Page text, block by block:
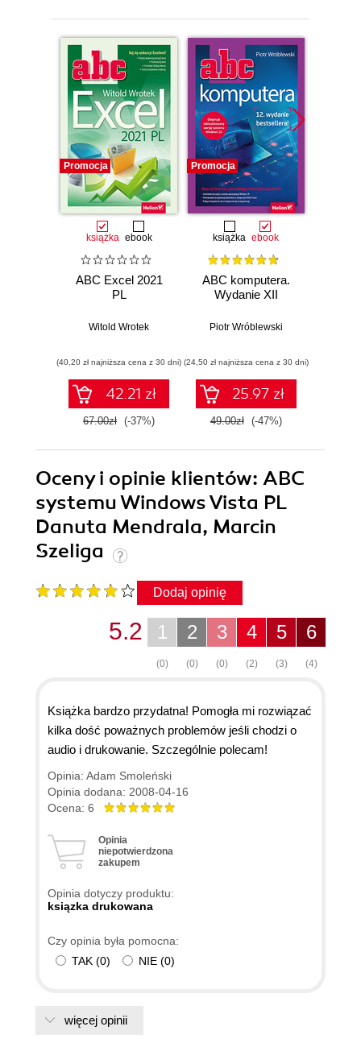
Promocja
książka ebook
ABC Excel 2021
PL
Witold Wrotek
(40,20 zł najniższa cena z 30 dni)
42.21 zł
67.00zł (-37%)
Promocja
książka ebook
ABC komputera.
Wydanie XII
Piotr Wróblewski
(24,50 zł najniższa cena z 30 dni)
25.97 zł
49.00zł (-47%)
Oceny i opinie klientów: ABC
systemu Windows Vista PL
Danuta Mendrala, Marcin
Szeliga
Dodaj opinię
6
(4)
5
(3)
4
(2)
3
(0)
2
(0)
1
(0)
5.2
Książka bardzo przydatna! Pomogła mi rozwiązać
kilka dość poważnych problemów jeśli chodzi o
audio i drukowanie. Szczególnie polecam!
Opinia: Adam Smoleński
Opinia dodana: 2008-04-16
Ocena: 6
Opinia
niepotwierdzona
zakupem
Opinia dotyczy produktu:
ksiązka drukowana
Czy opinia była pomocna:
TAK (0) NIE (0)
więcej opinii